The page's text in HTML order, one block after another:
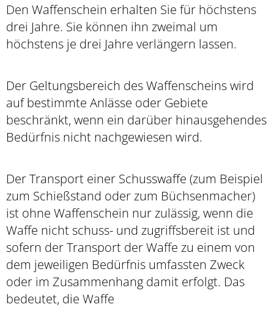
Den Waffenschein erhalten Sie für höchstens
drei Jahre. Sie können ihn zweimal um
höchstens je drei Jahre verlängern lassen.
Der Geltungsbereich des Waffenscheins wird
auf bestimmte Anlässe oder Gebiete
beschränkt, wenn ein darüber hinausgehendes
Bedürfnis nicht nachgewiesen wird.
Der Transport einer Schusswaffe (zum Beispiel
zum Schießstand oder zum Büchsenmacher)
ist ohne Waffenschein nur zulässig, wenn die
Waffe nicht schuss- und zugriffsbereit ist und
sofern der Transport der Waffe zu einem von
dem jeweiligen Bedürfnis umfassten Zweck
oder im Zusammenhang damit erfolgt. Das
bedeutet, die Waffe